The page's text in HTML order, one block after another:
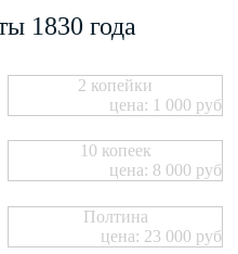
1830 года
2 копейки
цена: 1 000 руб
10 копеек
цена: 8 000 руб
Полтина
цена: 23 000 руб